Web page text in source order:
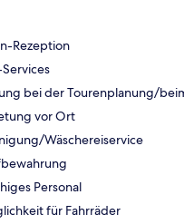
Rezeption
bei der Tourenplanung/
vor Ort
Wäschereiservice
Personal
für Fahrräder